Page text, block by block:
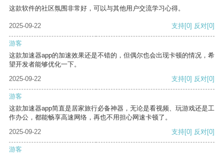
这款软件的社区氛围非常好，可以与其他用户交流学习心得。
2025-09-22 支持[0] 反对[0]
游客
这款加速器app的加速效果还是不错的，但偶尔也会出现卡顿的情况，希
望开发者能够优化一下。
2025-09-22
支持[0] 反对[0]
游客
这款加速器app简直是居家旅行必备神器，无论是看视频、玩游戏还是工
作办公，都能畅享高速网络，再也不用担心网速卡顿了。
2025-09-22
支持[0] 反对[0]
游客